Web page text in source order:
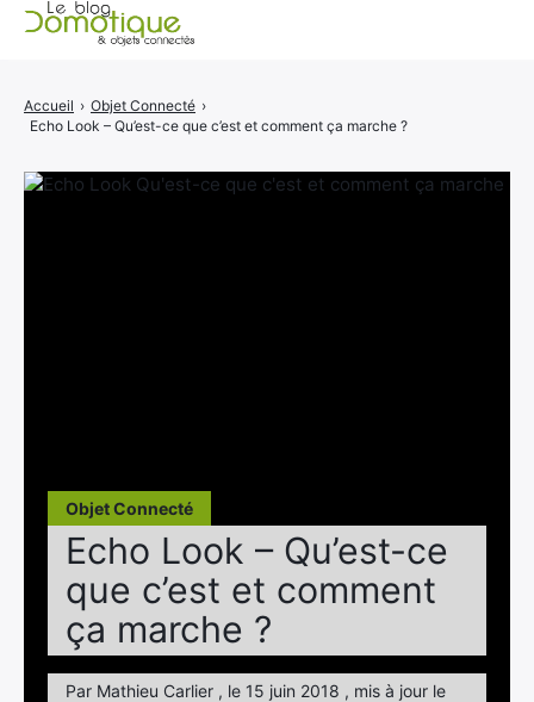
Objet Connecté
Echo Look – Qu’est-ce
que c’est et comment
ça marche ?
Par Mathieu Carlier , le 15 juin 2018 , mis à jour le
Accueil › Objet Connecté ›
Echo Look – Qu’est-ce que c’est et comment ça marche ?
Catégories
A propos